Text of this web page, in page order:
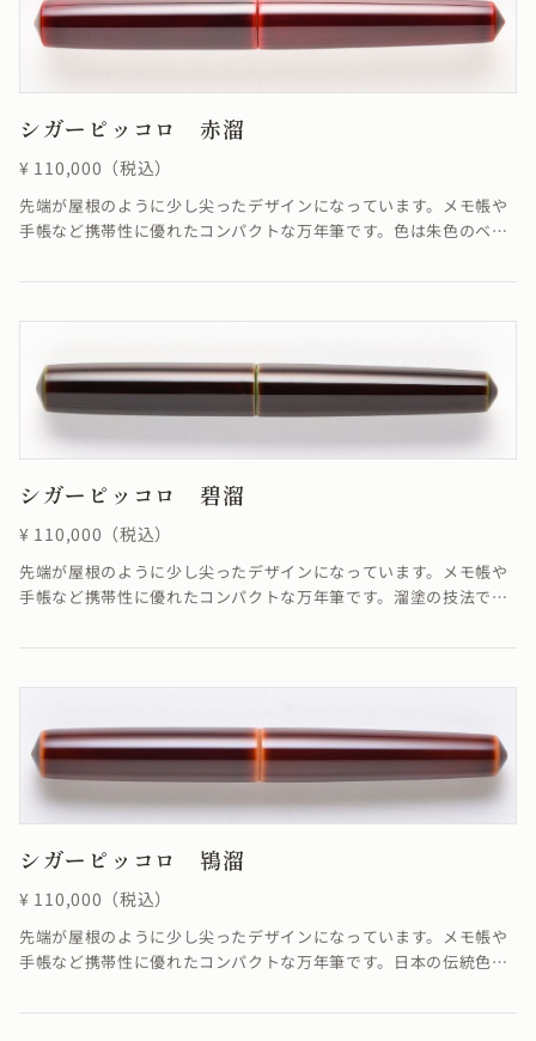
シガーピッコロ 赤溜
¥ 110,000（税込）
先端が屋根のように少し尖ったデザインになっています。メモ帳や
手帳など携帯性に優れたコンパクトな万年筆です。色は朱色のベー
≪自然素材の漆を使用しているため、仕上がりの色合いが若干異な
シガーピッコロ 碧溜
¥ 110,000（税込）
先端が屋根のように少し尖ったデザインになっています。メモ帳や
手帳など携帯性に優れたコンパクトな万年筆です。溜塗の技法で
仕上がりの色合いが若干異なる場合がございます≫
シガーピッコロ 鴇溜
¥ 110,000（税込）
先端が屋根のように少し尖ったデザインになっています。メモ帳や
手帳など携帯性に優れたコンパクトな万年筆です。日本の伝統色で
し、柔らかさを感じる仕上がりになっています。鴇溜の「溜塗り」